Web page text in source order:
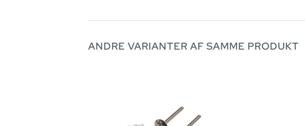
ANDRE VARIANTER AF SAMME PRODUKT